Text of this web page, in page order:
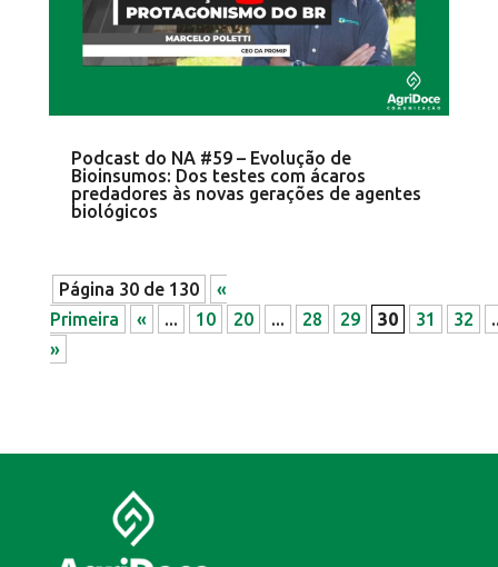
Podcast do NA #59 – Evolução de
Bioinsumos: Dos testes com ácaros
predadores às novas gerações de agentes
biológicos
Página 30 de 130
«
Primeira
« ... 10 20 ... 28 29 30 31 32
»